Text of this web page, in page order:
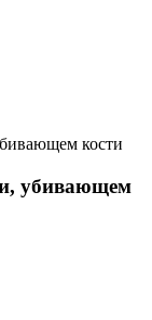
кости
убивающем